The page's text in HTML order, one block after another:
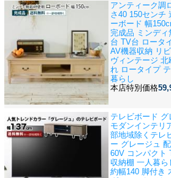
アンティーク調
さ40 150センチ
ーボード 幅
完成品 ミンデ
台 TV台 ロータ
AV機器収納 リ
ヴィンテージ
れ ロータイプ
暮らし
本店特別価格
テレビボード
モダンインテリ
部地域除く テレ
ー グレージュ
60V コンパクト
収納棚 一人暮
約幅140 脚付き